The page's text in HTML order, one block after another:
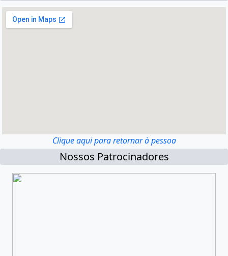
Clique aqui para retornar à pessoa
Nossos Patrocinadores